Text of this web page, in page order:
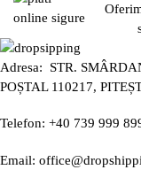
Adresa: STR.
POȘTAL 110217,
Telefon: +40 739 999
Email: